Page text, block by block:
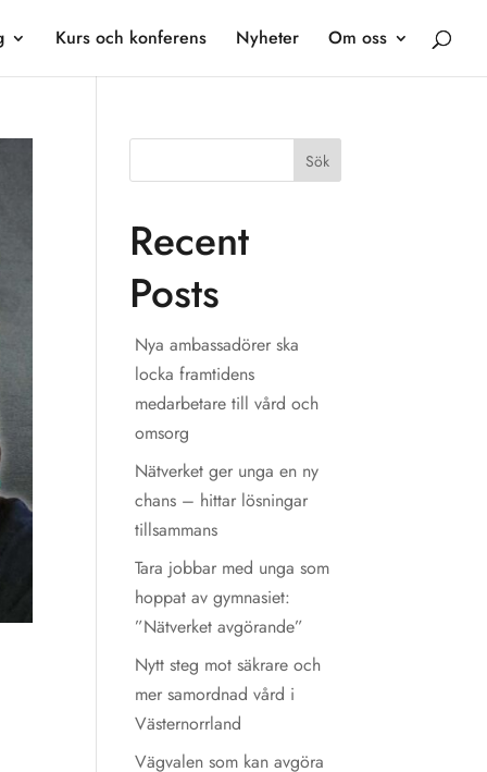
Kurs och konferens Nyheter Om oss
Sök
Recent
Posts
Nya ambassadörer ska
locka framtidens
medarbetare till vård och
omsorg
Nätverket ger unga en ny
chans – hittar lösningar
tillsammans
Tara jobbar med unga som
hoppat av gymnasiet:
”Nätverket avgörande”
Nytt steg mot säkrare och
mer samordnad vård i
Västernorrland
Vägvalen som kan avgöra